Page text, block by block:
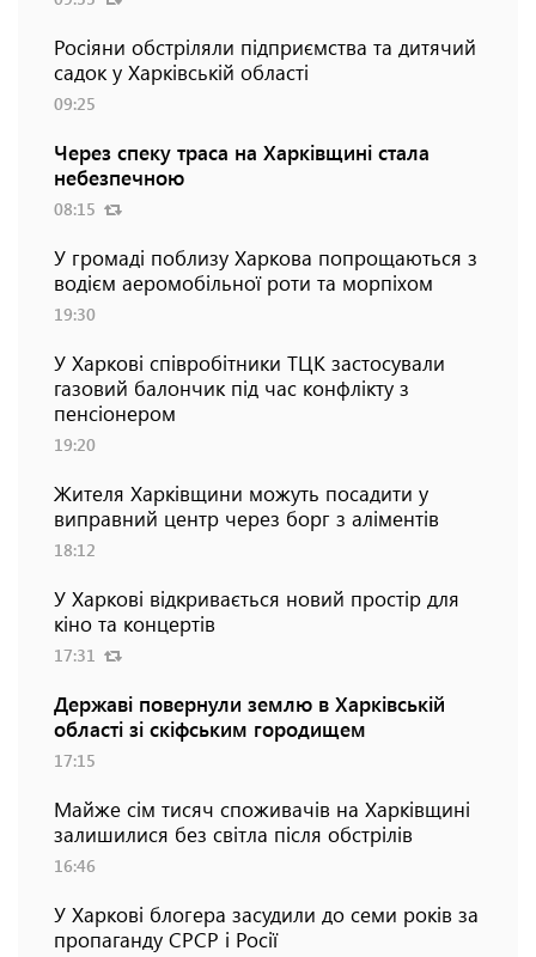
Росіяни обстріляли підприємства та дитячий
садок у Харківській області
09:25
Через спеку траса на Харківщині стала
небезпечною
08:15
У громаді поблизу Харкова попрощаються з
водієм аеромобільної роти та морпіхом
19:30
У Харкові співробітники ТЦК застосували
газовий балончик під час конфлікту з
пенсіонером
19:20
Жителя Харківщини можуть посадити у
виправний центр через борг з аліментів
18:12
У Харкові відкривається новий простір для
кіно та концертів
17:31
Державі повернули землю в Харківській
області зі скіфським городищем
17:15
Майже сім тисяч споживачів на Харківщині
залишилися без світла після обстрілів
16:46
У Харкові блогера засудили до семи років за
пропаганду СРСР і Росії